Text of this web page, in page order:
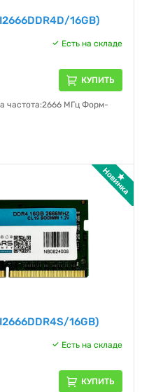
16GB)
Есть на складе
КУПИТЬ
частота:2666 МГц Форм-
16GB)
Есть на складе
КУПИТЬ